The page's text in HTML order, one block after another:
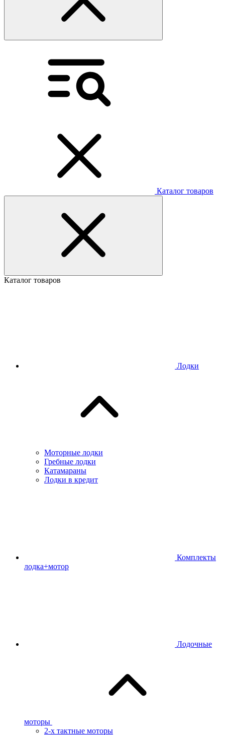
Каталог товаров
Каталог товаров
Лодки
Моторные лодки
Гребные лодки
Катамараны
Лодки в кредит
Комплекты
лодка+мотор
Лодочные
моторы
2-х тактные моторы